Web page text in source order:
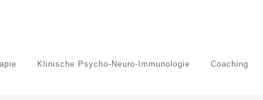
Klinische Psycho-Neuro-Immunologie Coaching